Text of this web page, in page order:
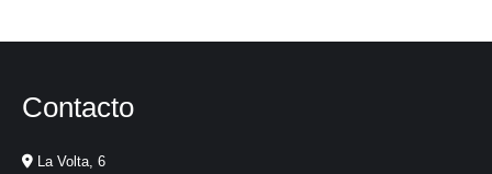
Contacto
La Volta, 6